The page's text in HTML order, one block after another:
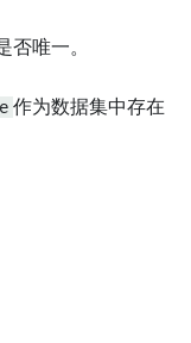
否唯一。
作为数据集中存在